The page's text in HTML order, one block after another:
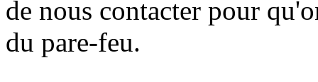
de nous contacter pour
du pare-feu.